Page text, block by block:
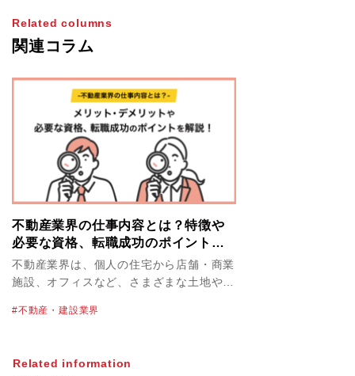
Related columns
関連コラム
不動産業界の仕事内容とは？特徴や
必要な資格、転職成功のポイントを
解説！
不動産業界は、個人の住宅から店舗・商業
施設、オフィスなど、さまざまな土地や建
単価は高く、必然的に大きな案件を扱うこ
職で不動産業界を目指すにあたって、仕事
不動産・建設業界
Related information